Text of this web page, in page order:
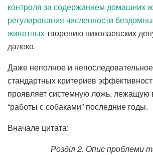
контроля за содержанием домашних
регулирования численности
животныхтворению николаевских
далеко.
Даже неполное и
стандартных критериев
проявляет системную ложь, лежащую
“работы с собаками” последние годы.
Вначале цитата:
Розділ 2. Опис проблеми